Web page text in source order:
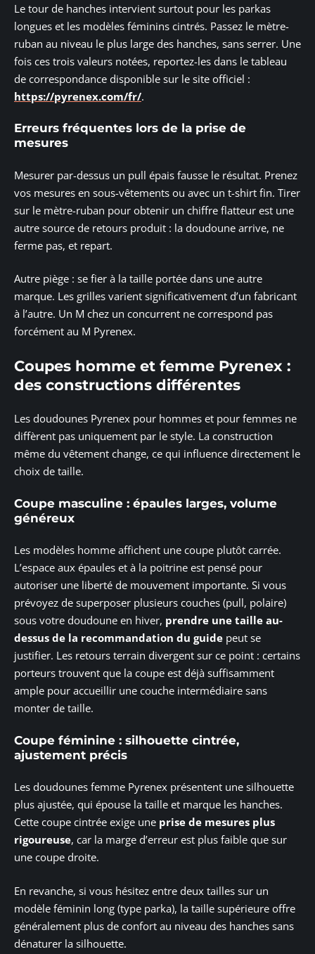
Le tour de hanches intervient surtout pour les parkas
longues et les modèles féminins cintrés. Passez le mètre-
ruban au niveau le plus large des hanches, sans serrer. Une
fois ces trois valeurs notées, reportez-les dans le tableau
de correspondance disponible sur le site officiel :
https://pyrenex.com/fr/.
Erreurs fréquentes lors de la prise de
mesures
Mesurer par-dessus un pull épais fausse le résultat. Prenez
vos mesures en sous-vêtements ou avec un t-shirt fin. Tirer
sur le mètre-ruban pour obtenir un chiffre flatteur est une
autre source de retours produit : la doudoune arrive, ne
ferme pas, et repart.
Autre piège : se fier à la taille portée dans une autre
marque. Les grilles varient significativement d’un fabricant
à l’autre. Un M chez un concurrent ne correspond pas
forcément au M Pyrenex.
Coupes homme et femme Pyrenex :
des constructions différentes
Les doudounes Pyrenex pour hommes et pour femmes ne
diffèrent pas uniquement par le style. La construction
même du vêtement change, ce qui influence directement le
choix de taille.
Coupe masculine : épaules larges, volume
généreux
Les modèles homme affichent une coupe plutôt carrée.
L’espace aux épaules et à la poitrine est pensé pour
autoriser une liberté de mouvement importante. Si vous
prévoyez de superposer plusieurs couches (pull, polaire)
sous votre doudoune en hiver, prendre une taille au-
dessus de la recommandation du guide peut se
justifier. Les retours terrain divergent sur ce point : certains
porteurs trouvent que la coupe est déjà suffisamment
ample pour accueillir une couche intermédiaire sans
monter de taille.
Coupe féminine : silhouette cintrée,
ajustement précis
Les doudounes femme Pyrenex présentent une silhouette
plus ajustée, qui épouse la taille et marque les hanches.
Cette coupe cintrée exige une prise de mesures plus
rigoureuse, car la marge d’erreur est plus faible que sur
une coupe droite.
En revanche, si vous hésitez entre deux tailles sur un
modèle féminin long (type parka), la taille supérieure offre
généralement plus de confort au niveau des hanches sans
dénaturer la silhouette.